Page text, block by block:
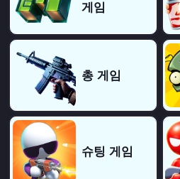
게임
총 게임
슈팅 게임